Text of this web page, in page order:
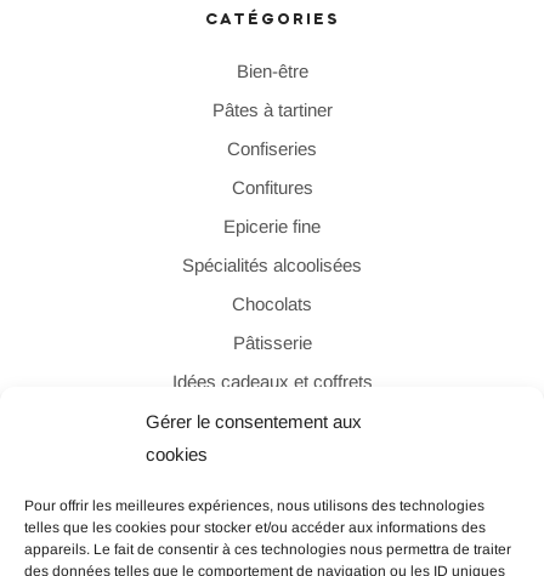
Gérer le consentement aux
cookies
Pour offrir les meilleures expériences, nous utilisons des technologies
telles que les cookies pour stocker et/ou accéder aux informations des
appareils. Le fait de consentir à ces technologies nous permettra de traiter
des données telles que le comportement de navigation ou les ID uniques
CATÉGORIES
Bien-être
Pâtes à tartiner
Confiseries
Confitures
Epicerie fine
Spécialités alcoolisées
Chocolats
Pâtisserie
Idées cadeaux et coffrets
PAIEMENT SÉCURISÉ